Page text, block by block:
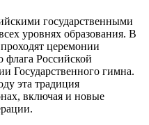
государственными
уровнях образования. В
церемонии
флага Российской
Государственного гимна.
эта традиция
включая и новые